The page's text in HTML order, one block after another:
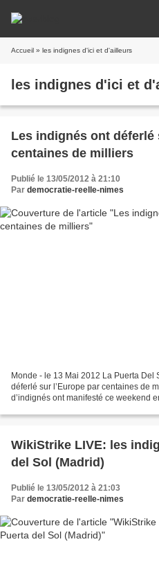
Accueil » les indignes d'ici et d'ailleurs
les indignes d'ici et
Les indignés ont déferlé
centaines de milliers
Publié le 13/05/2012 à 21:10
Par democratie-reelle-nimes
Monde - le 13 Mai 2012 La Puerta Del
déferlé sur l’Europe par centaines de
d’indignés ont manifesté ce weekend
WikiStrike LIVE: les
del Sol (Madrid)
Publié le 13/05/2012 à 21:03
Par democratie-reelle-nimes